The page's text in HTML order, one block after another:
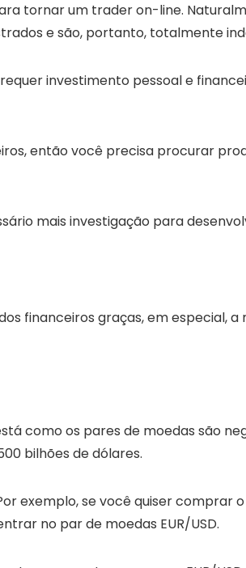
tornar um traderon-line.
e são, portanto, totalmente
investimento pessoal e
então você precisa procurar
mais investigação para
financeiros graças, em especial,
como os pares de moedas são
bilhões de dólares.
exemplo, se você quiser
no par de moedas EUR/USD.